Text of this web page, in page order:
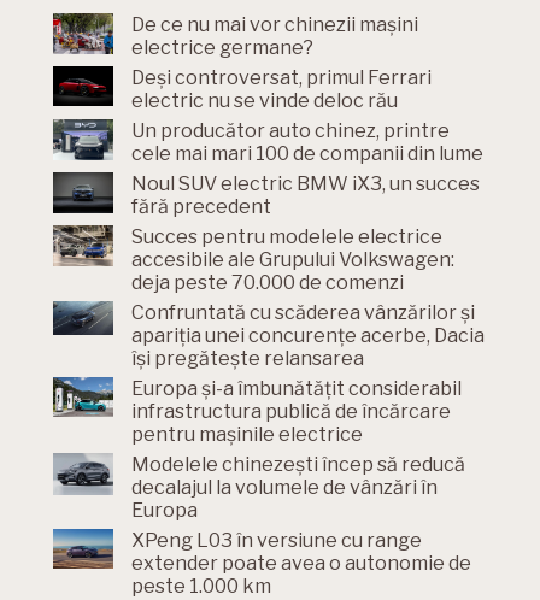
De ce nu mai vor chinezii mașini
electrice germane?
Deși controversat, primul Ferrari
electric nu se vinde deloc rău
Un producător auto chinez, printre
cele mai mari 100 de companii din lume
Noul SUV electric BMW iX3, un succes
fără precedent
Succes pentru modelele electrice
accesibile ale Grupului Volkswagen:
deja peste 70.000 de comenzi
Confruntată cu scăderea vânzărilor și
apariția unei concurențe acerbe, Dacia
își pregătește relansarea
Europa și-a îmbunătățit considerabil
infrastructura publică de încărcare
pentru mașinile electrice
Modelele chinezești încep să reducă
decalajul la volumele de vânzări în
Europa
XPeng L03 în versiune cu range
extender poate avea o autonomie de
peste 1.000 km